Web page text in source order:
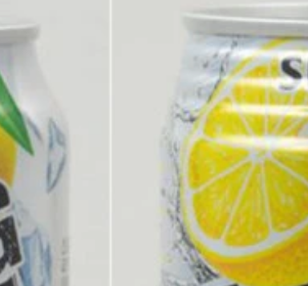
酒師の資格を取得
鳳陽 わた雪」。2位の「嘉泉 特別本醸造 幻の酒
覚えちゃったよ」
チャンピオン・サケ」を獲得した「奥の松 あだ
。あとミラグレーン錠がオススメですね（笑）」
たんだから、ほぼ魔法使いですよね。ダンブルド